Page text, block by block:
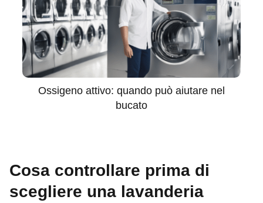
Ossigeno attivo: quando può aiutare nel
bucato
Cosa controllare prima di
scegliere una lavanderia